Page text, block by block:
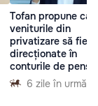
Tofan propune ca
veniturile din
privatizare să fie
direcționate în
conturile de pensii
private ale
moldovenilor
6 zile în urmă